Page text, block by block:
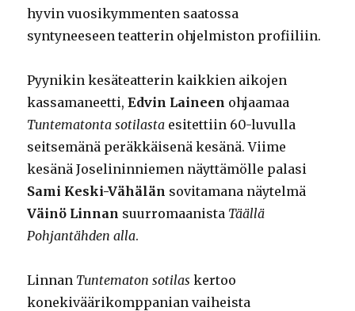
hyvin vuosikymmenten saatossa
syntyneeseen teatterin ohjelmiston profiiliin.
Pyynikin kesäteatterin kaikkien aikojen
kassamaneetti,Edvin Laineen ohjaamaa
Tuntematonta sotilasta esitettiin 60-luvulla
seitsemänä peräkkäisenä kesänä. Viime
kesänä Joselininniemen näyttämölle palasi
Sami Keski-Vähälän sovitamana näytelmä
Väinö Linnan suurromaanista Täällä
Pohjantähden alla.
Linnan Tuntematon sotilas kertoo
konekiväärikomppanian vaiheista